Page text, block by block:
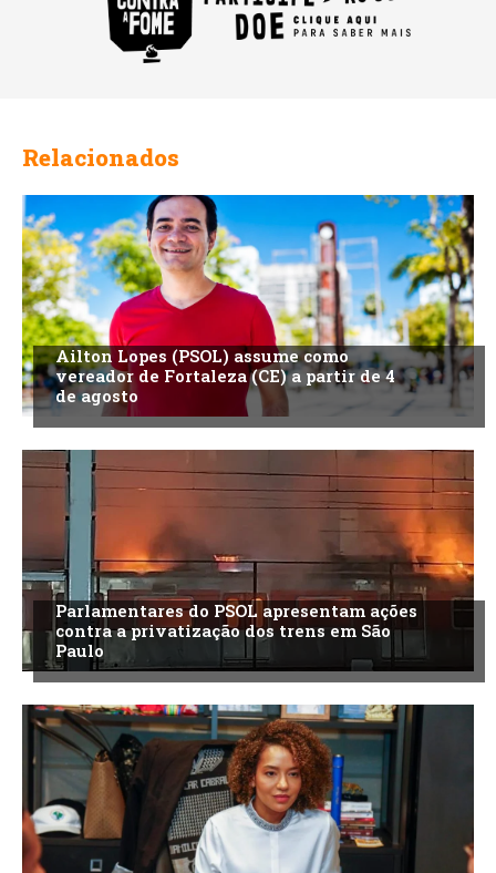
Relacionados
Ailton Lopes (PSOL) assume como
vereador de Fortaleza (CE) a partir de 4
de agosto
Parlamentares do PSOL apresentam ações
contra a privatização dos trens em São
Paulo